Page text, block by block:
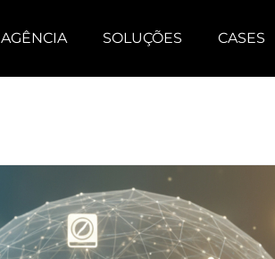
AGÊNCIA SOLUÇÕES CASES